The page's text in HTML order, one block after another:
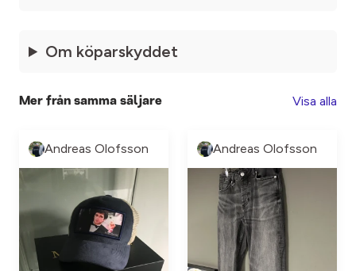
Om köparskyddet
Mer från samma säljare Visa alla
Andreas Olofsson Andreas Olofsson